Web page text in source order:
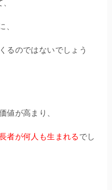
、
るのではないでしょう
値が高まり、
者が何人も生まれる でし